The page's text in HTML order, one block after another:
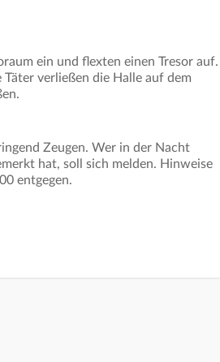
ein und flexten einen Tresor auf.
verließen die Halle auf dem
Zeugen. Wer in der Nacht
hat, soll sich melden. Hinweise
entgegen.